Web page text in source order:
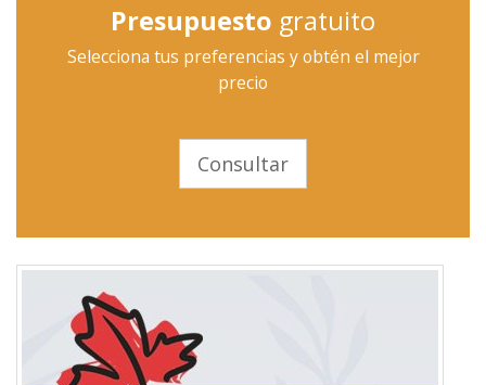
Presupuesto gratuito
Selecciona tus preferencias y obtén el mejor
precio
Consultar